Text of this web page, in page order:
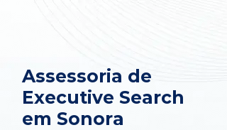
Assessoria de
Executive Search
em Sonora